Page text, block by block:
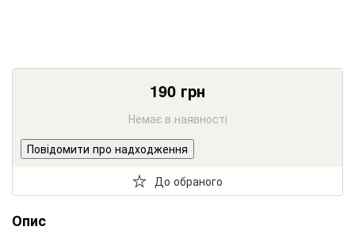
190 грн
Немає в наявності
Повідомити про надходження
До обраного
Опис